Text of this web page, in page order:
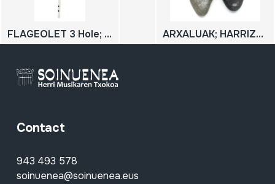
FLAGEOLET 3 Hole; TXIRULA ARXALUAK; HARRIZKO KRISKITINAK
Contact
943 493 578
soinuenea@soinuenea.eus